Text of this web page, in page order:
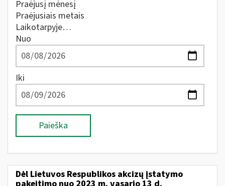
Praėjusį mėnesį
Praėjusiais metais
Laikotarpyje…
Nuo
Iki
Paieška
Dėl Lietuvos Respublikos akcizų įstatymo
pakeitimo nuo 2023 m. vasario 13 d.